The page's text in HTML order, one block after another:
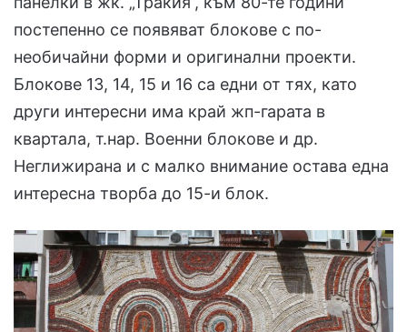
постепенно се появяват блокове с по-
необичайни форми и оригинални проекти.
Блокове 13, 14, 15 и 16 са едни от тях, като
други интересни има край жп-гарата в
квартала, т.нар. Военни блокове и др.
Неглижирана и с малко внимание остава една
интересна творба до 15-и блок.